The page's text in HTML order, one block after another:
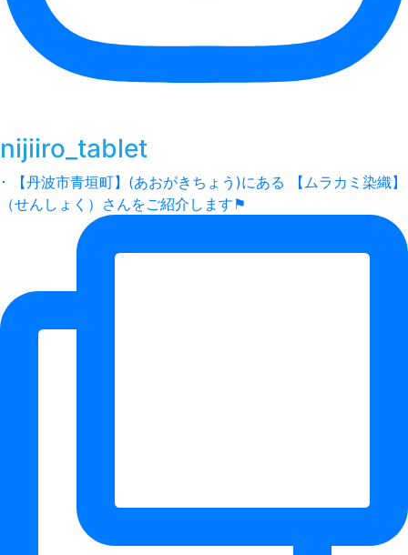
nijiiro_tablet
･ 【丹波市青垣町】(あおがきちょう)にある 【ムラカミ染織】
（せんしょく）さんをご紹介します⚑